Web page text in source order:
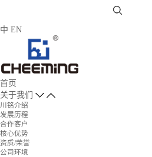
中 EN
首页
关于我们
川铭介绍
发展历程
合作客户
核心优势
资质/荣誉
公司环境